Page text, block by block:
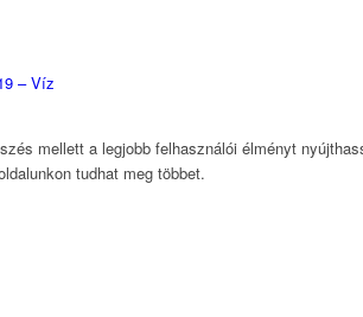
– Víz
mellett a legjobb felhasználói élményt
tudhat meg többet.